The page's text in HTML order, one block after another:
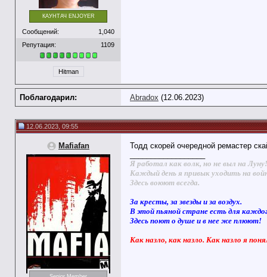
КАУНТАЧ ENJOYER
Сообщений:
1,040
Репутация:
1109
Hitman
Поблагодарил: Abradox (12.06.2023)
12.06.2023, 09:55
Mafiafan
Тодд скорей очередной ремастер
Я работал как волк, но не выл на Луну!
Каждый день я привык уходить на
Здесь воюют всегда.
За кресты, за звезды и за воздух.
В этой пьяной стране есть для
Здесь поют о душе и в нее же плюют!
Как назло, как назло. Как назло я